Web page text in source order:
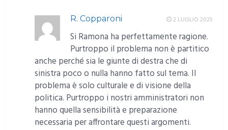
R. Copparoni 2 LUGLIO 2025
Si Ramona ha perfettamente ragione.
Purtroppo il problema non è partitico
anche perché sia le giunte di destra che di
sinistra poco o nulla hanno fatto sul tema. Il
problema è solo culturale e di visione della
politica. Purtroppo i nostri amministratori non
hanno quella sensibilità e preparazione
necessaria per affrontare questi argomenti.